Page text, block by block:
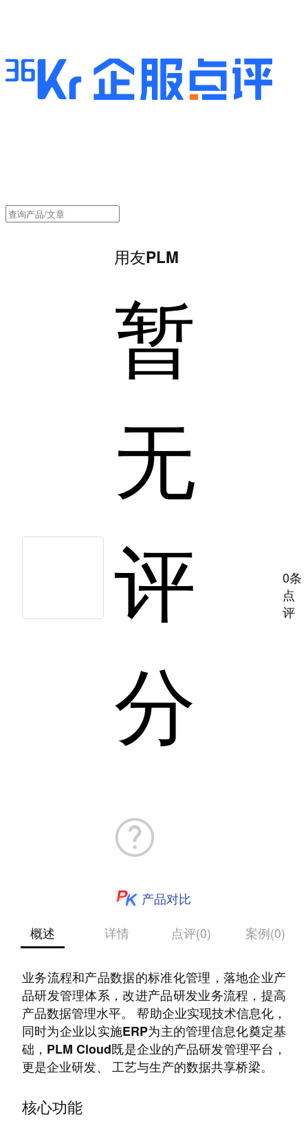
用友PLM
暂
无
评
分
0条
点
评
产品对比
概述
详情 点评(0) 案例(0)
业务流程和产品数据的标准化管理，落地企业产
品研发管理体系，改进产品研发业务流程，提高
产品数据管理水平。 帮助企业实现技术信息化，
同时为企业以实施ERP为主的管理信息化奠定基
础，PLM Cloud既是企业的产品研发管理平台，
更是企业研发、 工艺与生产的数据共享桥梁。
核心功能